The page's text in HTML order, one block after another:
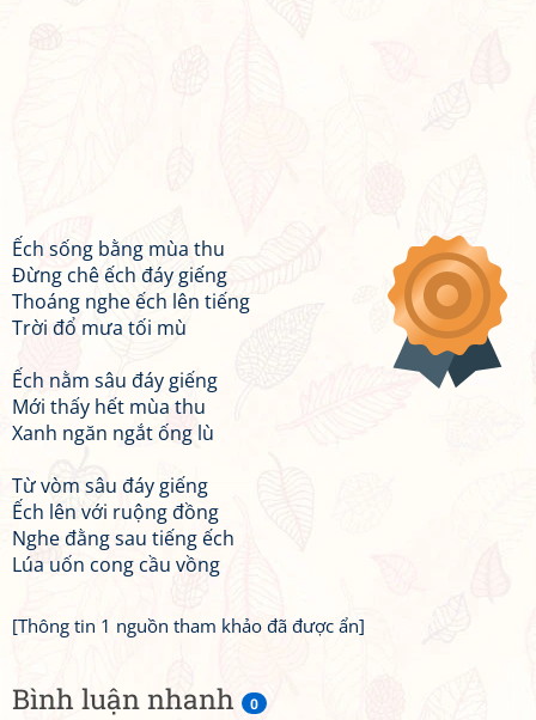
Bình luận nhanh 0
Ếch sống bằng mùa thu
Đừng chê ếch đáy giếng
Thoáng nghe ếch lên tiếng
Trời đổ mưa tối mù
Ếch nằm sâu đáy giếng
Mới thấy hết mùa thu
Xanh ngăn ngắt ống lù
Từ vòm sâu đáy giếng
Ếch lên với ruộng đồng
Nghe đằng sau tiếng ếch
Lúa uốn cong cầu vồng
[Thông tin 1 nguồn tham khảo đã được ẩn]